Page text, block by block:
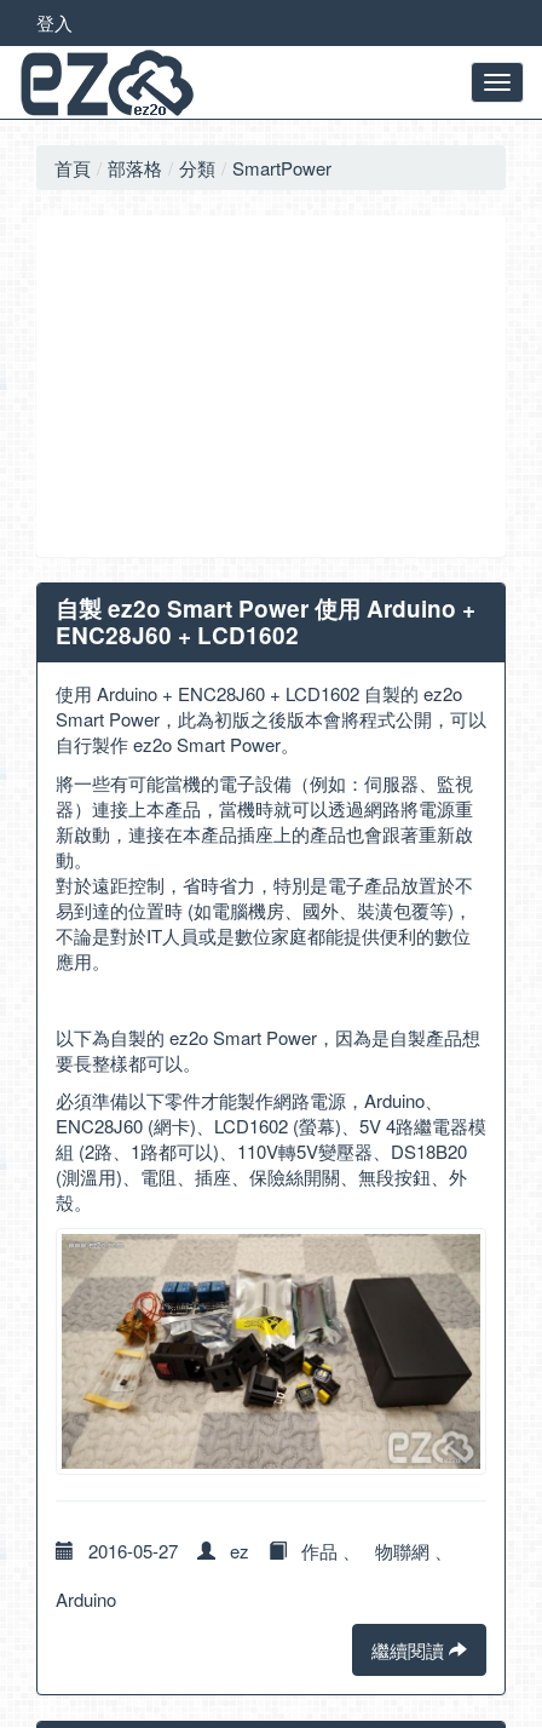
登入
首頁 部落格 分類 SmartPower
自製 ez2o Smart Power 使用 Arduino +
ENC28J60 + LCD1602
使用 Arduino + ENC28J60 + LCD1602 自製的 ez2o
Smart Power，此為初版之後版本會將程式公開，可以
自行製作 ez2o Smart Power。
將一些有可能當機的電子設備（例如：伺服器、監視
器）連接上本產品，當機時就可以透過網路將電源重
新啟動，連接在本產品插座上的產品也會跟著重新啟
動。
對於遠距控制，省時省力，特別是電子產品放置於不
易到達的位置時 (如電腦機房、國外、裝潢包覆等)，
不論是對於IT人員或是數位家庭都能提供便利的數位
應用。
以下為自製的 ez2o Smart Power，因為是自製產品想
要長整樣都可以。
必須準備以下零件才能製作網路電源，Arduino、
ENC28J60 (網卡)、LCD1602 (螢幕)、5V 4路繼電器模
組 (2路、1路都可以)、110V轉5V變壓器、DS18B20
(測溫用)、電阻、插座、保險絲開關、無段按鈕、外
殼。
2016-05-27 ez 作品 物聯網
Arduino
繼續閱讀